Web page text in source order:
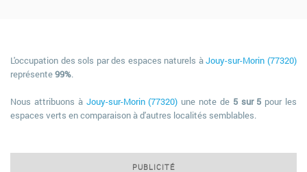
L'occupation des sols par des espaces naturels àJouy-sur-Morin (77320)
représente99%.
Nous attribuons à Jouy-sur-Morin (77320) une note de 5 sur 5 pour les
espaces verts en comparaison à d'autres localités semblables.
PUBLICITÉ